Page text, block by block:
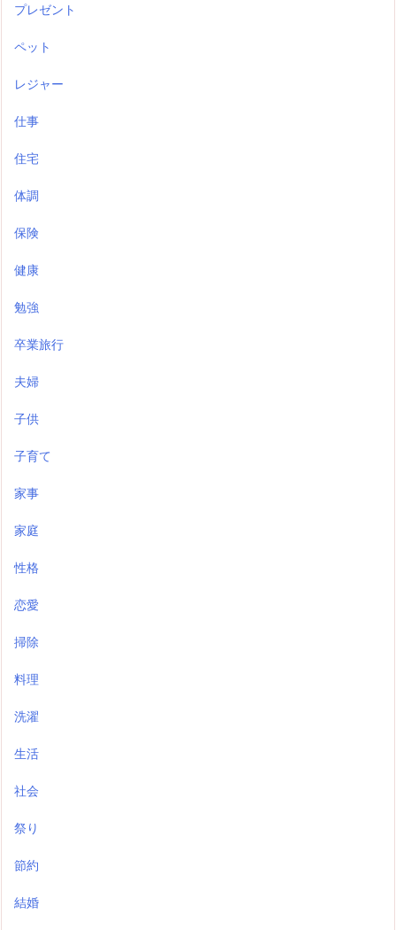
プレゼント
ペット
レジャー
仕事
住宅
体調
保険
健康
勉強
卒業旅行
夫婦
子供
子育て
家事
家庭
性格
恋愛
掃除
料理
洗濯
生活
社会
祭り
節約
結婚